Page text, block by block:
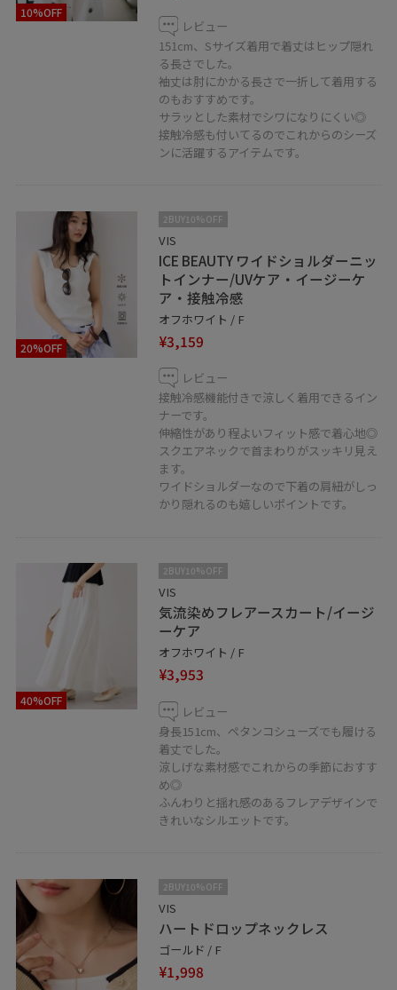
＿＿＿＿＿＿＿＿＿＿＿＿＿＿＿＿＿＿＿
お気に入りのショップ、スタッフ、スタイリングは
♡を押していただければ【お気に入り】から
二子玉川ライズショッピングセンター
タウンフロント4F
〒158-0094 東京都世田谷区玉川2-21-1
TEL 03-5716-1535
営業時間 10:00~20:00
＿＿＿＿＿＿＿＿＿＿＿＿＿＿＿＿＿＿＿
10%OFF
レビュー
151cm、Sサイズ着用で着丈はヒップ隠れ
る長さでした。
袖丈は肘にかかる長さで一折して着用する
のもおすすめです。
サラッとした素材でシワになりにくい◎
接触冷感も付いてるのでこれからのシーズ
ンに活躍するアイテムです。
20%OFF
2BUY10%OFF
VIS
ICE BEAUTY ワイドショルダーニッ
トインナー/UVケア・イージーケ
ア・接触冷感
オフホワイト / F
¥3,159
レビュー
接触冷感機能付きで涼しく着用できるイン
ナーです。
伸縮性があり程よいフィット感で着心地◎
スクエアネックで首まわりがスッキリ見え
ます。
ワイドショルダーなので下着の肩紐がしっ
かり隠れるのも嬉しいポイントです。
40%OFF
2BUY10%OFF
VIS
気流染めフレアースカート/イージ
ーケア
オフホワイト / F
¥3,953
レビュー
身長151cm、ペタンコシューズでも履ける
着丈でした。
涼しげな素材感でこれからの季節におすす
め◎
ふんわりと揺れ感のあるフレアデザインで
きれいなシルエットです。
2BUY10%OFF
VIS
ハートドロップネックレス
ゴールド / F
¥1,998